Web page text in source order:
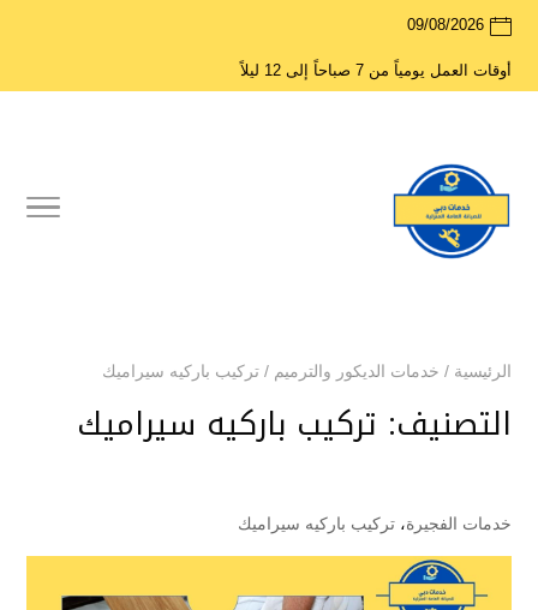
09/08/2026
أوقات العمل يومياً من 7 صباحاً إلى 12 ليلاً
الرئيسية / خدمات الديكور والترميم / تركيب باركيه سيراميك
التصنيف: تركيب باركيه سيراميك
خدمات الفجيرة، تركيب باركيه سيراميك